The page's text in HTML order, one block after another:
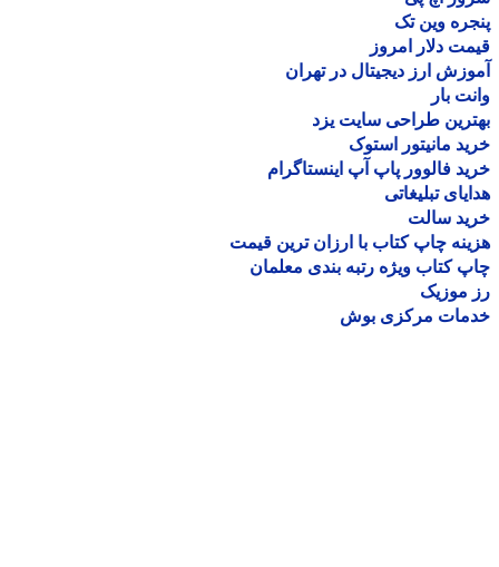
وین تک
دلار امروز
ارز دیجیتال در تهران
بار
طراحی سایت یزد
مانیتور استوک
فالوور پاپ آپ اینستاگرام
تبلیغاتی
سالت
چاپ کتاب با ارزان ترین قیمت
کتاب ویژه رتبه بندی معلمان
موزیک
مرکزی بوش